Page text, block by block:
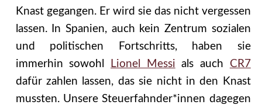
Knast gegangen. Er wird sie das nicht vergessen
lassen. In Spanien, auch kein Zentrum sozialen
und politischen Fortschritts, haben sie
immerhin sowohl
Lionel Messi als auch CR7
dafür zahlen lassen, das sie nicht in den Knast
mussten. Unsere Steuerfahnder*innen dagegen